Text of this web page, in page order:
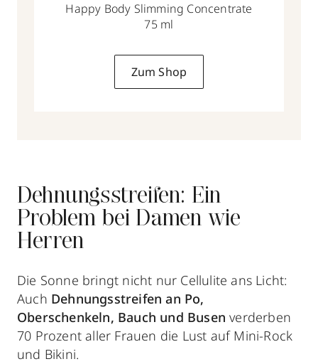
Happy Body Slimming Concentrate
75 ml
Zum Shop
Dehnungsstreifen: Ein
Problem bei Damen wie
Herren
Die Sonne bringt nicht nur Cellulite ans Licht:
Auch Dehnungsstreifen an Po,
Oberschenkeln, Bauch und Busenverderben
70 Prozent aller Frauen die Lust auf Mini-Rock
und Bikini.